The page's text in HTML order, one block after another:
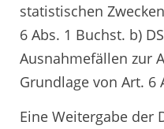
statistischen
6 Abs. 1 Buchst. b)
Ausnahmefällen zur
Grundlage von Art. 6
Eine Weitergabe der